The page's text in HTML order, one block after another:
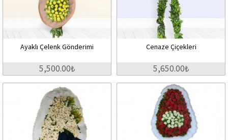
Ayaklı Çelenk Gönderimi
5,500.00₺
Cenaze Çiçekleri
5,650.00₺